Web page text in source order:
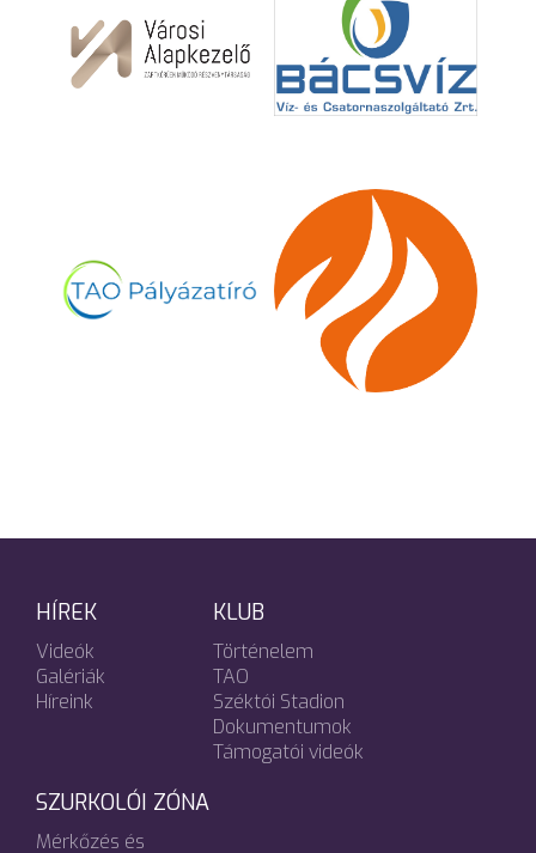
HÍREK
Videók
Galériák
Híreink
KLUB
Történelem
TAO
Széktói Stadion
Dokumentumok
Támogatói videók
SZURKOLÓI ZÓNA
Mérkőzés és